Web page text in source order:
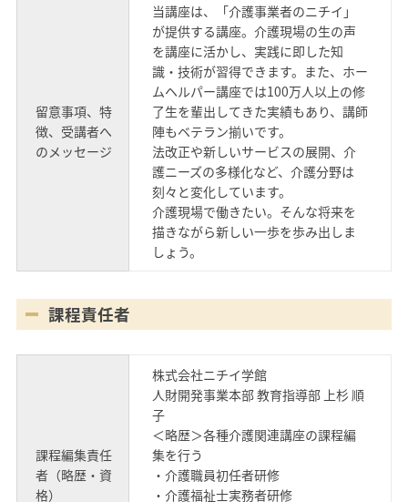
留意事項、特
徴、受講者へ
のメッセージ
当講座は、「介護事業者のニチイ」
が提供する講座。介護現場の生の声
を講座に活かし、実践に即した知
識・技術が習得できます。また、ホー
ムヘルパー講座では100万人以上の修
了生を輩出してきた実績もあり、講師
陣もベテラン揃いです。
法改正や新しいサービスの展開、介
護ニーズの多様化など、介護分野は
刻々と変化しています。
介護現場で働きたい。そんな将来を
描きながら新しい一歩を歩み出しま
しょう。
課程責任者
課程編集責任
者（略歴・資
格）
株式会社ニチイ学館
人財開発事業本部 教育指導部 上杉 順
子
＜略歴＞各種介護関連講座の課程編
集を行う
・介護職員初任者研修
・介護福祉士実務者研修